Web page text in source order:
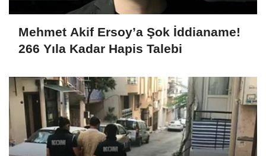
Mehmet Akif Ersoy’a Şok İddianame!
266 Yıla Kadar Hapis Talebi